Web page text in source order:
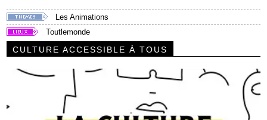
Les Animations
Toutlemonde
CULTURE ACCESSIBLE À TOUS